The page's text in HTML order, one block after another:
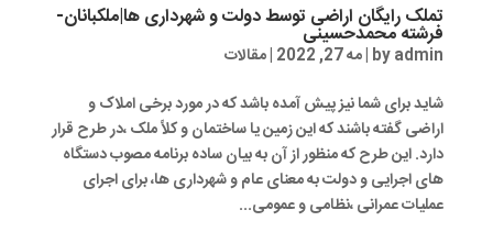
تملک رایگان اراضی توسط دولت و شهرداری ها|ملکبانان-
فرشته محمدحسینی
byadmin
|مه 27, 2022 |مقالات
شاید برای شما نیز پیش آمده باشد که در مورد برخی املاک و
اراضی گفته باشند که این زمین یا ساختمان و کلاً ملک ،در طرح قرار
دارد. این طرح که منظور از آن به بیان ساده برنامه مصوب دستگاه
های اجرایی و دولت به معنای عام و شهرداری ها، برای اجرای
عملیات عمرانی ،نظامی و عمومی...